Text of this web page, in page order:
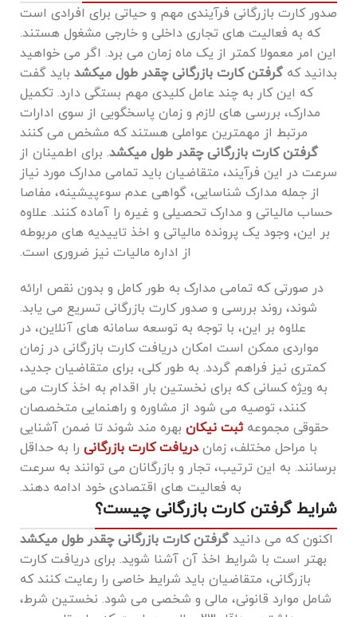
صدور کارت بازرگانی فرآیندی مهم و حیاتی برای افرادی است
که به فعالیت ‌های تجاری داخلی و خارجی مشغول هستند.
این امر معمولا کمتر از یک ماه زمان می برد. اگر می خواهید
بدانید که گرفتن کارت بازرگانی چقدر طول میکشد باید گفت
که این کار به چند عامل کلیدی مهم بستگی دارد. تکمیل
مدارک، بررسی‌ های لازم و زمان پاسخگویی از سوی ادارات
مرتبط از مهمترین عواملی هستند که مشخص می کنند
گرفتن کارت بازرگانی چقدر طول میکشد. برای اطمینان از
سرعت در این فرآیند، متقاضیان باید تمامی مدارک مورد نیاز
از جمله مدارک شناسایی، گواهی عدم سوءپیشینه، مفاصا
حساب مالیاتی و مدارک تحصیلی و غیره را آماده کنند. علاوه
بر این، وجود یک پرونده مالیاتی و اخذ تاییدیه های مربوطه
از اداره مالیات نیز ضروری است.
در صورتی که تمامی مدارک به ‌طور کامل و بدون نقص ارائه
شوند، روند بررسی و صدور کارت بازرگانی تسریع می ‌یابد.
علاوه بر این، با توجه به توسعه سامانه ‌های آنلاین، در
مواردی ممکن است امکان دریافت کارت بازرگانی در زمان
کمتری نیز فراهم گردد. به‌ طور کلی، برای متقاضیان جدید،
به ‌ویژه کسانی که برای نخستین بار اقدام به اخذ کارت می‌
کنند، توصیه می ‌شود از مشاوره و راهنمایی متخصصان
حقوقی مجموعهثبت نیکان بهره ‌مند شوند تا ضمن آشنایی
با مراحل مختلف، زماندریافت کارت بازرگانی را به حداقل
برسانند. به این ترتیب، تجار و بازرگانان می ‌توانند به‌ سرعت
به فعالیت ‌های اقتصادی خود ادامه دهند.
شرایط گرفتن کارت بازرگانی چیست؟
اکنون که می دانیدگرفتن کارت بازرگانی چقدر طول میکشد
بهتر است با شرایط اخذ آن آشنا شوید. برای دریافت کارت
بازرگانی، متقاضیان باید شرایط خاصی را رعایت کنند که
شامل موارد قانونی، مالی و شخصی می ‌شود. نخستین شرط،